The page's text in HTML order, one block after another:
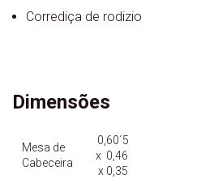
Corrediça de rodizio
Dimensões
Mesa de
Cabeceira
0,60´5
x 0,46
x 0,35